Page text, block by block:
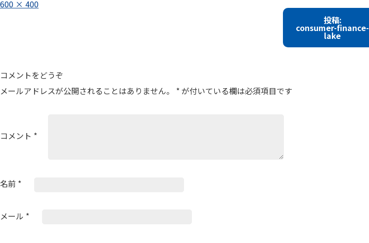
フ
ル
600 × 400
ゲ
ー
ン
投稿:
consumer-finance-
lake
コメントをどうぞ
メールアドレスが公開されることはありません。
*が付いている欄は必須項目です
コメント *
名前 *
メール *